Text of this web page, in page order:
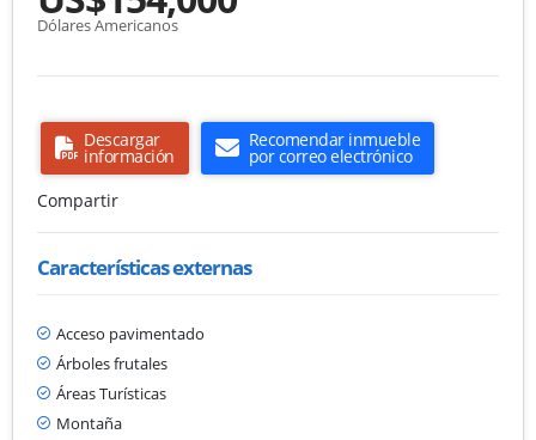
Dólares Americanos
Descargar
información
Recomendar inmueble
por correo electrónico
Compartir
Características externas
Acceso pavimentado
Árboles frutales
Áreas Turísticas
Montaña